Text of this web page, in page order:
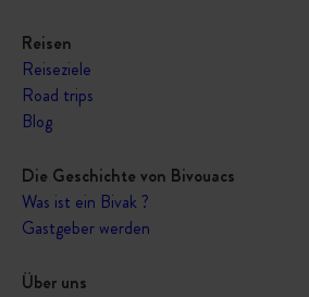
Reisen
Reiseziele
Road trips
Blog
Die Geschichte von Bivouacs
Was ist ein Bivak ?
Gastgeber werden
Über uns